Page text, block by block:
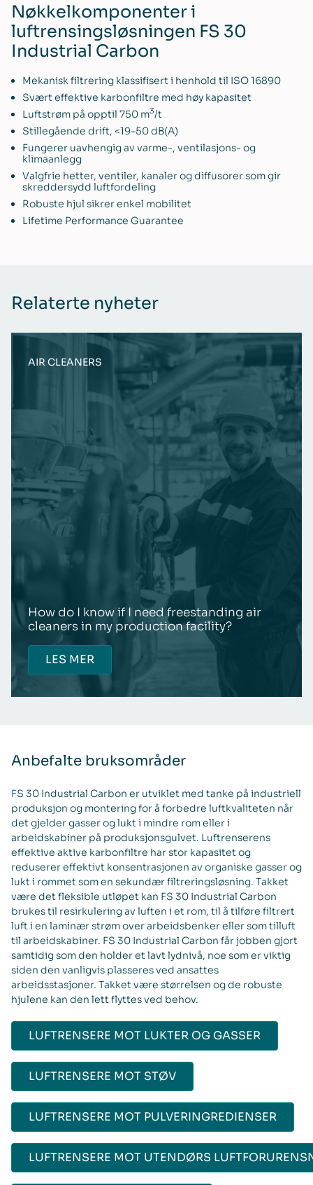
Nøkkelkomponenter i
luftrensingsløsningen FS 30
Industrial Carbon
Mekanisk filtrering klassifisert i henhold til ISO 16890
Svært effektive karbonfiltre med høy kapasitet
Luftstrøm på opptil 750 m3/t
Stillegående drift, <19–50 dB(A)
Fungerer uavhengig av varme-, ventilasjons- og
klimaanlegg
Valgfrie hetter, ventiler, kanaler og diffusorer som gir
skreddersydd luftfordeling
Robuste hjul sikrer enkel mobilitet
Lifetime Performance Guarantee
Relaterte nyheter
AIR CLEANERS
How do I know if I need freestanding air
cleaners in my production facility?
LES MER
Anbefalte bruksområder
FS 30 Industrial Carbon er utviklet med tanke på industriell
produksjon og montering for å forbedre luftkvaliteten når
det gjelder gasser og lukt i mindre rom eller i
arbeidskabiner på produksjonsgulvet. Luftrenserens
effektive aktive karbonfiltre har stor kapasitet og
reduserer effektivt konsentrasjonen av organiske gasser og
lukt i rommet som en sekundær filtreringsløsning. Takket
være det fleksible utløpet kan FS 30 Industrial Carbon
brukes til resirkulering av luften i et rom, til å tilføre filtrert
luft i en laminær strøm over arbeidsbenker eller som tilluft
til arbeidskabiner. FS 30 Industrial Carbon får jobben gjort
samtidig som den holder et lavt lydnivå, noe som er viktig
siden den vanligvis plasseres ved ansattes
arbeidsstasjoner. Takket være størrelsen og de robuste
hjulene kan den lett flyttes ved behov.
LUFTRENSERE MOT LUKTER OG GASSER
LUFTRENSERE MOT STØV
LUFTRENSERE MOT PULVERINGREDIENSER
LUFTRENSERE MOT UTENDØRS